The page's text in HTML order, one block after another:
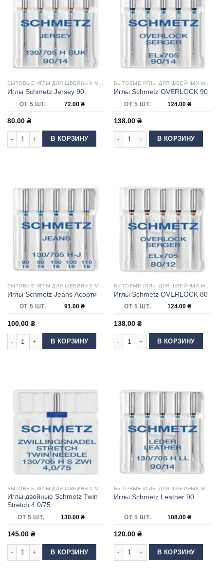
Иглы Schmetz Jersey 90
ОТ 5 ШТ. 72.00 ₴
80.00 ₴
Количество товара Иглы Schmetz Jersey 90
В КОРЗИНУ
Иглы Schmetz OVERLOCK 90
ОТ 5 ШТ. 124.00 ₴
138.00 ₴
Количество товара Иглы Schmetz
В КОРЗИНУ
Иглы Schmetz Jeans Асорти
ОТ 5 ШТ. 91.00 ₴
100.00 ₴
Количество товара Иглы Schmetz Jeans Асорти
В КОРЗИНУ
Иглы Schmetz OVERLOCK 80
ОТ 5 ШТ. 124.00 ₴
138.00 ₴
Количество товара Иглы Schmetz
В КОРЗИНУ
Иглы двойные Schmetz Twin
Stretch 4.0/75
ОТ 5 ШТ. 130.00 ₴
145.00 ₴
Количество товара Иглы двойные Schmetz Twin Stretch 4.0/75
В КОРЗИНУ
Иглы Schmetz Leather 90
ОТ 5 ШТ. 108.00 ₴
120.00 ₴
Количество товара Иглы Schmetz
В КОРЗИНУ